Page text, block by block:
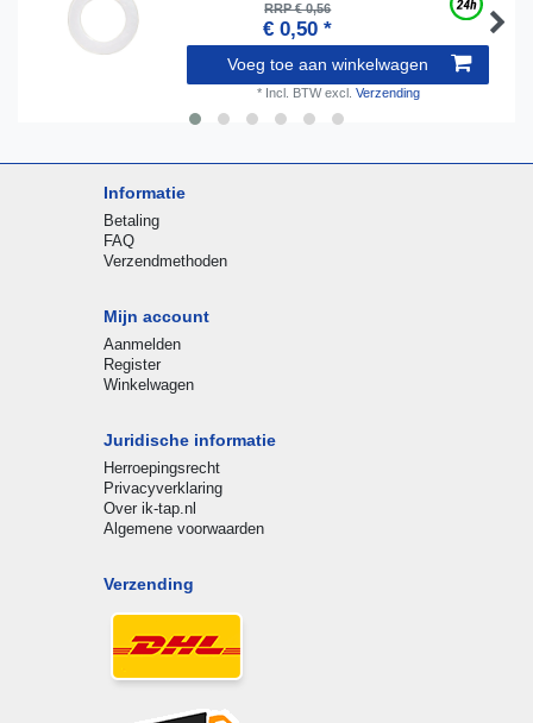
RRP € 0,56
€ 0,50 *
Voeg toe aan winkelwagen
* Incl. BTWexcl. Verzending
Informatie
Betaling
FAQ
Verzendmethoden
Mijn account
Aanmelden
Register
Winkelwagen
Juridische informatie
Herroepingsrecht
Privacyverklaring
Over ik-tap.nl
Algemene voorwaarden
Verzending